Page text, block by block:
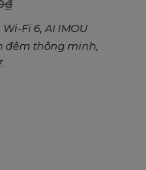
₫
Fi 6, AI IMOU
đêm thông minh,